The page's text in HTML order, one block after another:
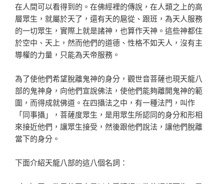
在人間可以看得到的。在佛經裡的傳說，在人類之上的高
層眾生，就屬於天了，還有天的扈從、跟班，為天人服務
的一切眾生，實際上就是諸神，也算作天神。這些神都住
於空中、天上，然而他們的道德、性格不如天人，沒有主
導權的力量，只能為天帝服務。
為了使他們希望脫離鬼神的身分，觀世音菩薩也現天龍八
部的鬼神身，向他們宣說佛法，使他們能夠離開鬼神的範
圍，而得成就佛道。在四攝法之中，有一種法門，叫作
「同事攝」，菩薩度眾生，是用眾生所認同的身分和形相
來接近他們，讓眾生接受，然後跟他們說法，讓他們脫離
當下的身分。
下面介紹天龍八部的這八個名詞：